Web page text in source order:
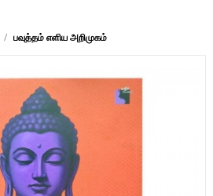
பவுத்தம் எளிய அறிமுகம்